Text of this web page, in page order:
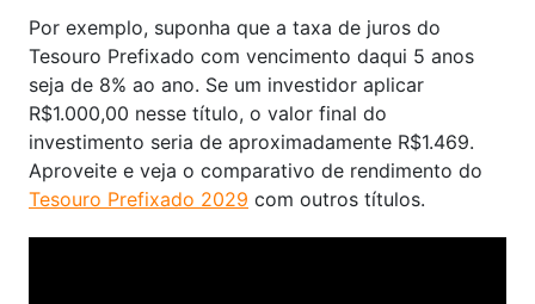
Por exemplo, suponha que a taxa de juros do
Tesouro Prefixado com vencimento daqui 5 anos
seja de 8% ao ano. Se um investidor aplicar
R$1.000,00 nesse título, o valor final do
investimento seria de aproximadamente R$1.469.
Aproveite e veja o comparativo de rendimento do
Tesouro Prefixado 2029 com outros títulos.